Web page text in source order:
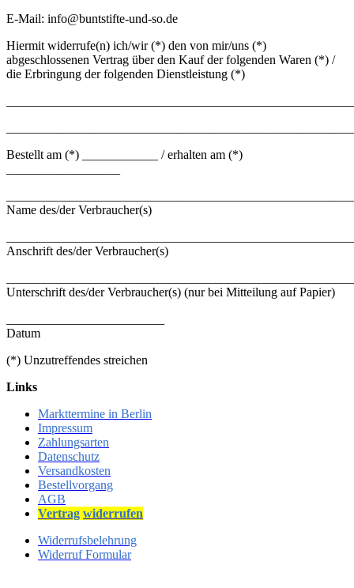
E-Mail: info@buntstifte-und-so.de
Hiermit widerrufe(n) ich/wir (*) den von mir/uns (*)
abgeschlossenen Vertrag über den Kauf der folgenden Waren (*) /
die Erbringung der folgenden Dienstleistung (*)
Bestellt am (*) ____________ / erhalten am (*)
Name des/der Verbraucher(s)
Anschrift des/der Verbraucher(s)
Unterschrift des/der Verbraucher(s) (nur bei Mitteilung auf Papier)
Datum
(*) Unzutreffendes streichen
Links
Markttermine in Berlin
Impressum
Zahlungsarten
Datenschutz
Versandkosten
Bestellvorgang
AGB
Vertrag widerrufen
Widerrufsbelehrung
Widerruf Formular